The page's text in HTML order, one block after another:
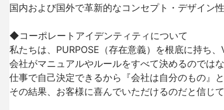
国内および国外で革新的なコンセプト・デザイン
◆コーポレートアイデンティティについて
私たちは、PURPOSE（存在意義）を根底に持ち
会社がマニュアルやルールをすべて決めるのでは
仕事で自己決定できるから『会社は自分のもの』
その結果、お客様に喜んでいただけるのだと信じて